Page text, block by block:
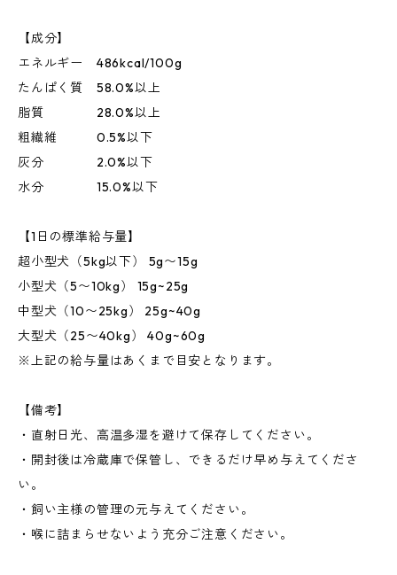
【成分】
エネルギー 486kcal/100g
たんぱく質 58.0%以上
脂質 28.0%以上
粗繊維 0.5%以下
灰分 2.0%以下
水分 15.0%以下
【1日の標準給与量】
超小型犬（5kg以下） 5g〜15g
小型犬（5〜10kg） 15g~25g
中型犬（10〜25kg） 25g~40g
大型犬（25〜40kg） 40g~60g
※上記の給与量はあくまで目安となります。
【備考】
・直射日光、高温多湿を避けて保存してください。
・開封後は冷蔵庫で保管し、できるだけ早め与えてくださ
い。
・飼い主様の管理の元与えてください。
・喉に詰まらせないよう充分ご注意ください。